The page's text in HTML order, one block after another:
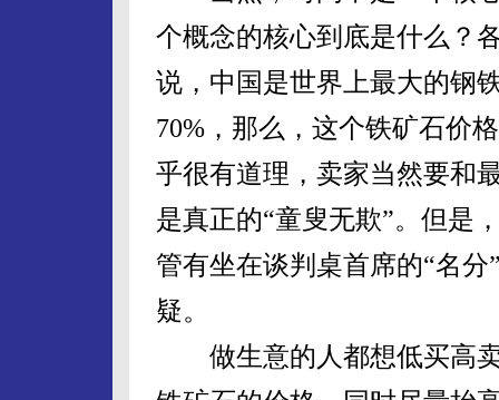
个概念的核心到底是什么？
说，中国是世界上最大的钢
70%，那么，这个铁矿石价
乎很有道理，卖家当然要和
是真正的“童叟无欺”。但是
管有坐在谈判桌首席的“名
疑。
做生意的人都想低买高卖